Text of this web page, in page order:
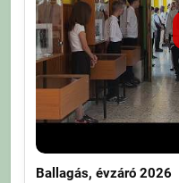
Ballagás, évzáró 2026